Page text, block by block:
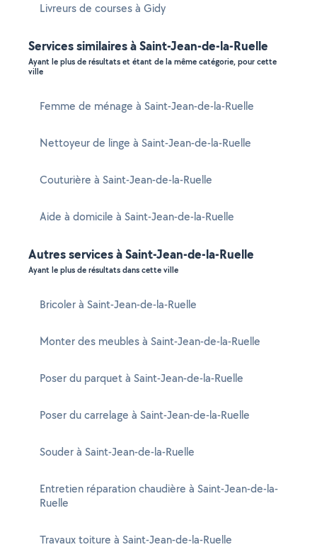
Livreurs de courses à Gidy
Services similaires à Saint-Jean-de-la-Ruelle
Ayant le plus de résultats et étant de la même catégorie, pour cette
ville
Femme de ménage à Saint-Jean-de-la-Ruelle
Nettoyeur de linge à Saint-Jean-de-la-Ruelle
Couturière à Saint-Jean-de-la-Ruelle
Aide à domicile à Saint-Jean-de-la-Ruelle
Autres services à Saint-Jean-de-la-Ruelle
Ayant le plus de résultats dans cette ville
Bricoler à Saint-Jean-de-la-Ruelle
Monter des meubles à Saint-Jean-de-la-Ruelle
Poser du parquet à Saint-Jean-de-la-Ruelle
Poser du carrelage à Saint-Jean-de-la-Ruelle
Souder à Saint-Jean-de-la-Ruelle
Entretien réparation chaudière à Saint-Jean-de-la-
Ruelle
Travaux toiture à Saint-Jean-de-la-Ruelle